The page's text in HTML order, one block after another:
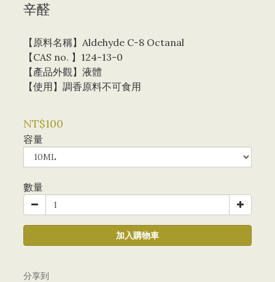
辛醛
【原料名稱】Aldehyde C-8 Octanal
【CAS no. 】124-13-0
【產品外觀】液體
【使用】調香原料不可食用
NT$100
容量
數量
加入購物車
分享到